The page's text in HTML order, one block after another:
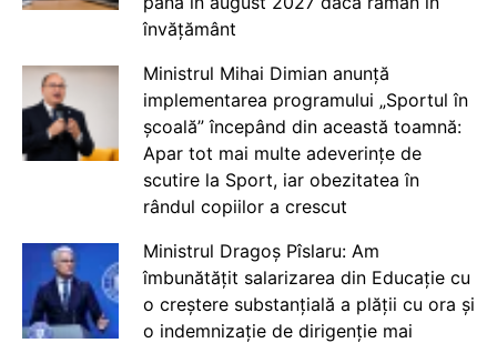
învățământ
Ministrul Mihai Dimian anunță
implementarea programului „Sportul în
școală” începând din această toamnă:
Apar tot mai multe adeverințe de
scutire la Sport, iar obezitatea în
rândul copiilor a crescut
Ministrul Dragoș Pîslaru: Am
îmbunătățit salarizarea din Educație cu
o creștere substanțială a plății cu ora și
o indemnizație de dirigenție mai